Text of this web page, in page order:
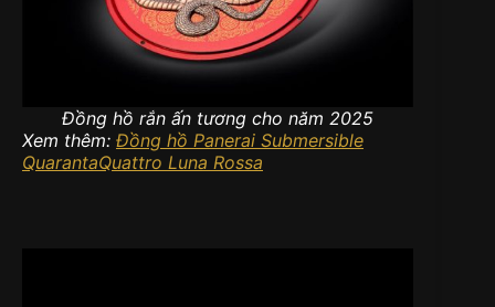
Đồng hồ rắn ấn tương cho năm 2025
Xem thêm: Đồng hồ Panerai Submersible
QuarantaQuattro Luna Rossa